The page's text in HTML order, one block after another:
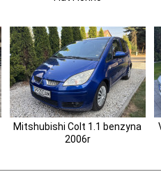
Mitshubishi Colt 1.1 benzyna
2006r